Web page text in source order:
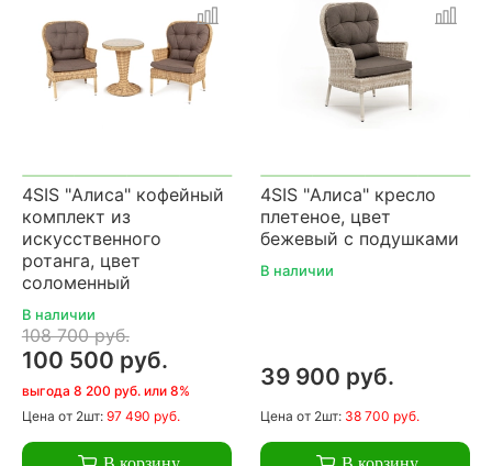
4SIS "Алиса" кофейный
комплект из
искусственного
ротанга, цвет
соломенный
В наличии
108 700 руб.
100 500 руб.
выгода 8 200 руб. или 8%
Цена от 2шт: 97 490 руб.
4SIS "Алиса" кресло
плетеное, цвет
бежевый с подушками
В наличии
39 900 руб.
Цена от 2шт: 38 700 руб.